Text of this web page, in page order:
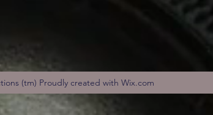
(tm) Proudly created with Wix.com